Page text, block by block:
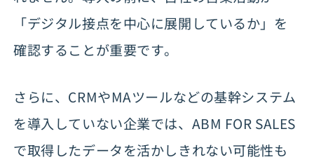
「デジタル接点を中心に展開しているか」を
確認することが重要です。
さらに、CRMやMAツールなどの基幹システム
を導入していない企業では、ABM FOR SALES
で取得したデータを活かしきれない可能性も